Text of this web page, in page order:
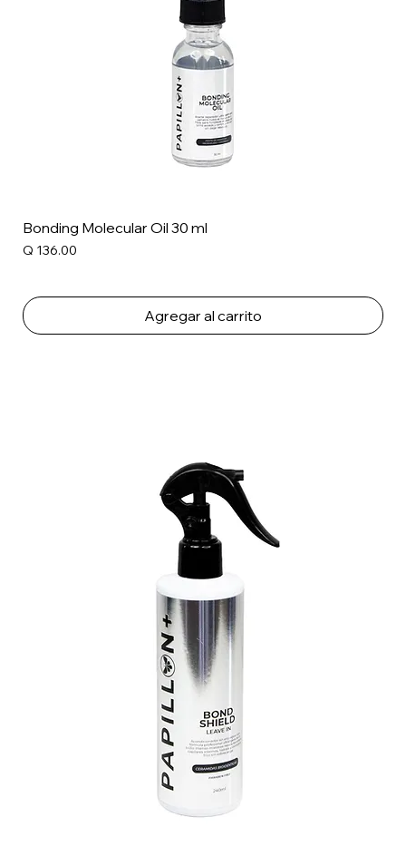
Bonding Molecular Oil 30 ml
Precio
Q 136.00
Agregar al carrito